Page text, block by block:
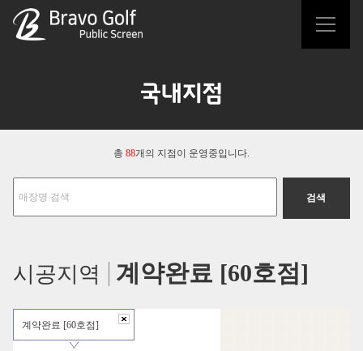
국내지점
총 88개의 지점이 운영중입니다.
시공지역 계약완료 [60호점]
계약완료 [60호점]